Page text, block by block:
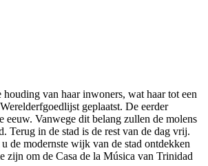
van haar inwoners, wat haar tot een
geplaatst. De eerder
eeuw. Vanwege dit belang zullen de molens
Terug in de stad is de rest van de dag vrij.
de modernste wijk van de stad ontdekken
zijn om de Casa de la Música van Trinidad